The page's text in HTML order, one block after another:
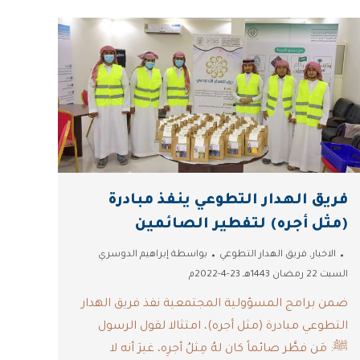
فريق الهدار التطوعي ينفذ مبادرة
(مثل أجره) لتفطير الصائمين
الاخبار, فريق الهدار التطوعي بواسطة إبراهيم الدوسري
السبت 22 رمضان 1443هـ 23-4-2022م
ضمن برامج المسؤولية المجتمعية نفذ فريق الهدار
التطوعي مبادرة ‫(مثل أجره)، امتثالا لقول الرسول
ﷺ: مَن فطَّر صائماً كان لهُ مِثلُ أجرِه، غيرَ أنه لا